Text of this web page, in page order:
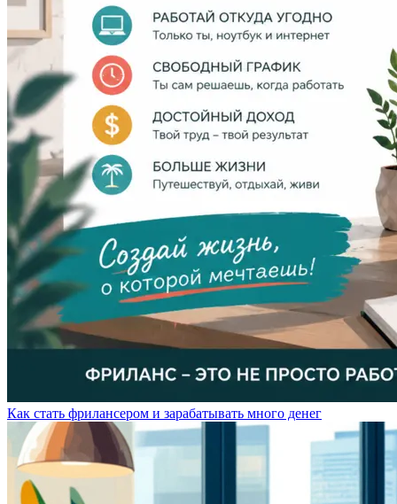
Как стать фрилансером и зарабатывать много денег